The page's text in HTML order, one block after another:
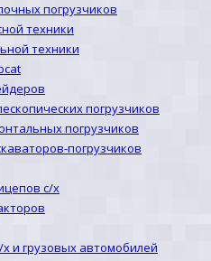
погрузчиков
техники
техники
погрузчиков
погрузчиков
погрузчиков
с/х
и грузовых автомобилей